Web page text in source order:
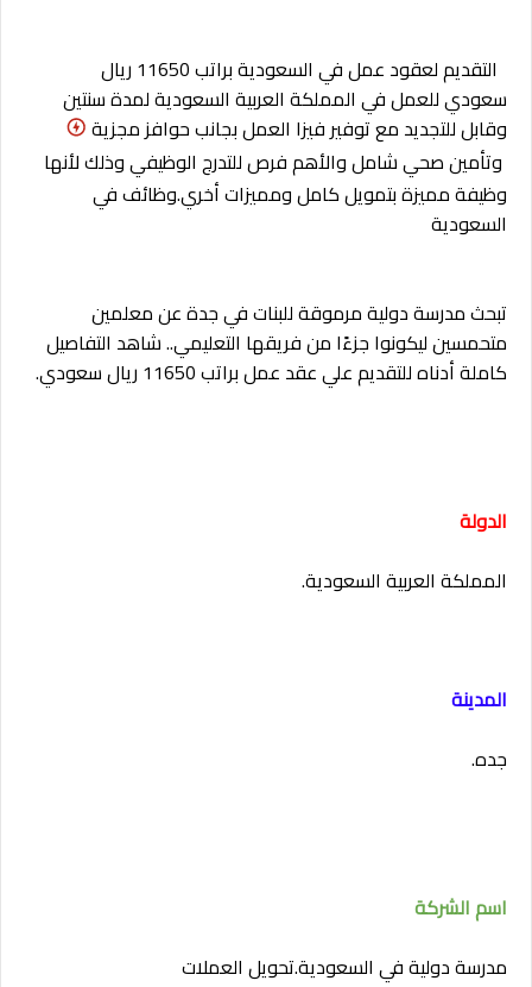
التقديم لعقود عمل في السعودية براتب 11650 ريال
سعوديللعمل في المملكة العربية السعودية لمدة سنتين
وقابل للتجديد مع توفير فيزا العمل بجانب حوافز مجزية
وتأمينصحي شامل والأهم فرص للتدرج الوظيفي وذلك لأنها
وظيفة مميزة بتمويل كامل ومميزات أخري.وظائف في
السعودية
تبحث مدرسة دولية مرموقة للبنات في جدة عن معلمين
متحمسين ليكونوا جزءًا من فريقها التعليمي.. شاهد التفاصيل
كاملة أدناه للتقديم علي عقد عمل براتب 11650 ريال سعودي.
الدولة
المملكة العربية السعودية.
المدينة
جده.
اسم الشركة
مدرسة دولية في السعودية.تحويل العملات